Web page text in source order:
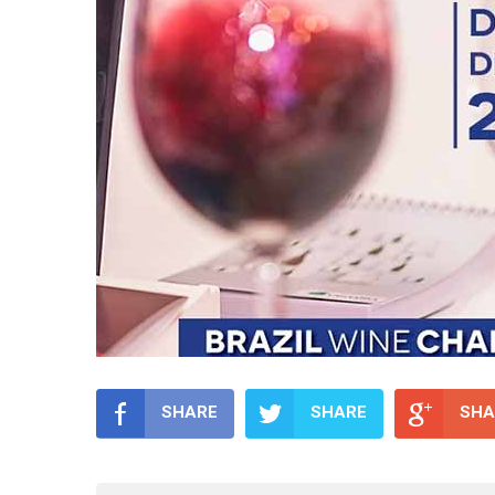
SHARE SHARE